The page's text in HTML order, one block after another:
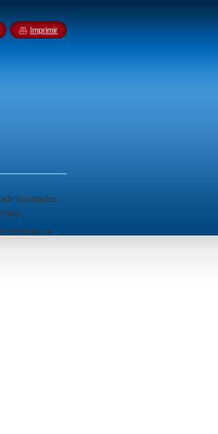
clínicas, e
Imprimir